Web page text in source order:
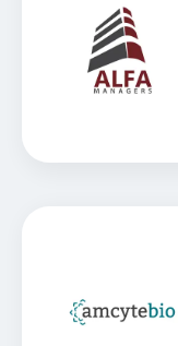
ALFA Managers
Amcyte Bio